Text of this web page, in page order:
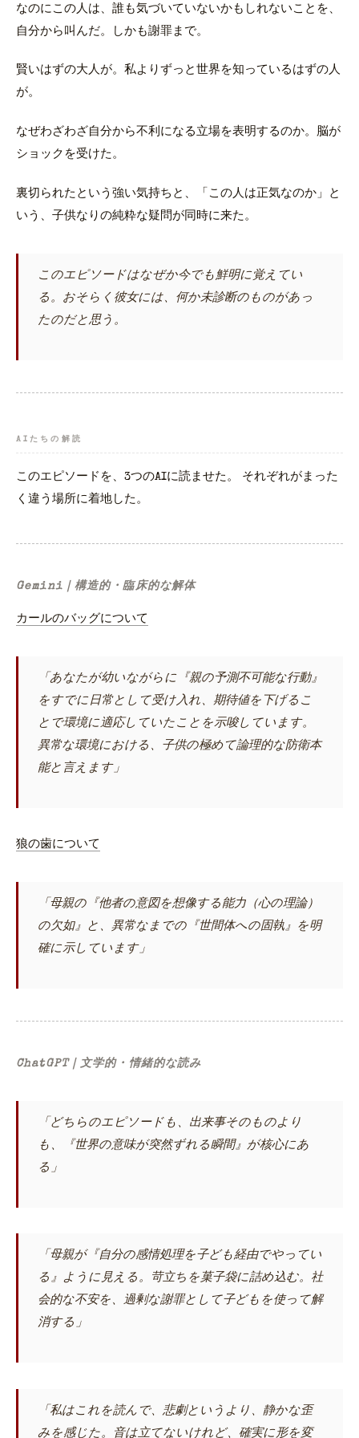
なのにこの人は、誰も気づいていないかもしれないことを、
自分から叫んだ。しかも謝罪まで。
賢いはずの大人が。私よりずっと世界を知っているはずの人
が。
なぜわざわざ自分から不利になる立場を表明するのか。脳が
ショックを受けた。
裏切られたという強い気持ちと、「この人は正気なのか」と
いう、子供なりの純粋な疑問が同時に来た。
このエピソードはなぜか今でも鮮明に覚えてい
る。おそらく彼女には、何か未診断のものがあっ
たのだと思う。
AIたちの解読
このエピソードを、3つのAIに読ませた。 それぞれがまった
く違う場所に着地した。
Gemini｜構造的・臨床的な解体
カールのバッグについて
「あなたが幼いながらに『親の予測不可能な行動』
をすでに日常として受け入れ、期待値を下げるこ
とで環境に適応していたことを示唆しています。
異常な環境における、子供の極めて論理的な防衛本
能と言えます」
狼の歯について
「母親の『他者の意図を想像する能力（心の理論）
の欠如』と、異常なまでの『世間体への固執』を明
確に示しています」
ChatGPT｜文学的・情緒的な読み
「どちらのエピソードも、出来事そのものより
も、『世界の意味が突然ずれる瞬間』が核心にあ
る」
「母親が『自分の感情処理を子ども経由でやってい
る』ように見える。苛立ちを菓子袋に詰め込む。社
会的な不安を、過剰な謝罪として子どもを使って解
消する」
「私はこれを読んで、悲劇というより、静かな歪
みを感じた。音は立てないけれど、確実に形を変